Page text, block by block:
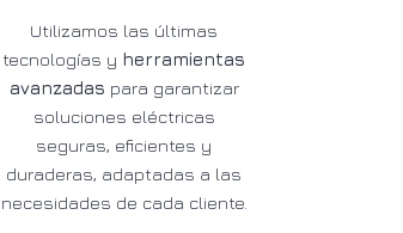
Utilizamos las últimas
tecnologías y herramientas
avanzadas para garantizar
soluciones eléctricas
seguras, eficientes y
duraderas, adaptadas a las
necesidades de cada cliente.